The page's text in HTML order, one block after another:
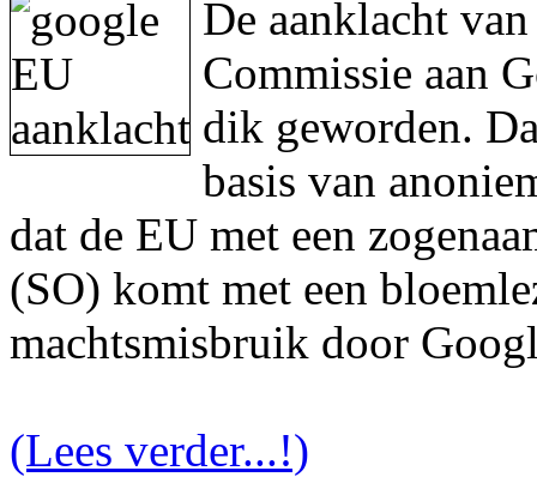
De aanklacht
Commissie aan
dik geworden.
basis van
dat de EU met een
(SO) komt met een
machtsmisbruik door
(Lees verder...!)